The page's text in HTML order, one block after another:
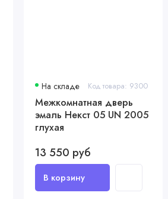
На складе Код товара: 9300
Межкомнатная дверь
эмаль Некст 05 UN 2005
глухая
13 550 руб